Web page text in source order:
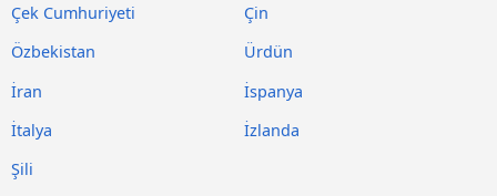
Çek Cumhuriyeti
Çin
Özbekistan
Ürdün
İran
İspanya
İtalya
İzlanda
Şili